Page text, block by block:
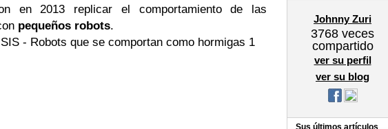
en 2013 replicar el comportamiento de las
pequeños robots.
Johnny Zuri
3768 veces
compartido
ver su perfil
ver su blog
Sus últimos artículos